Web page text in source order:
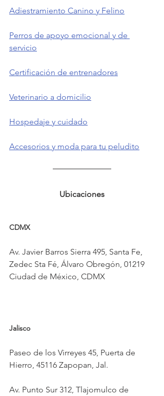
Adiestramiento Canino y Felino
Perros de apoyo emocional y de
servicio
Certificación de entrenadores
Veterinario a domicilio
Hospedaje y cuidado
Accesorios y moda para tu peludito
Ubicaciones
CDMX
Av. Javier Barros Sierra 495, Santa Fe,
Zedec Sta Fé, Álvaro Obregón, 01219
Ciudad de México, CDMX
Jalisco
Paseo de los Virreyes 45, Puerta de
Hierro, 45116 Zapopan, Jal.
Av. Punto Sur 312, Tlajomulco de